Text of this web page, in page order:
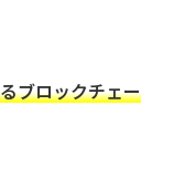
ブロックチェー